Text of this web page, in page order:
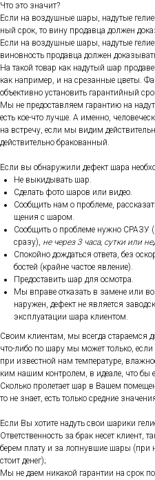
Что это зна­чит?
Ес­ли на воз­душные ша­ры, на­дутые
ный срок, то ви­ну про­дав­ца дол­жен
Ес­ли на воз­душные ша­ры, на­дутые
винов­ность про­дав­ца дол­жен
На та­кой то­вар как на­дутый шар
как нап­ри­мер, и на сре­зан­ные цве­ты.
объ­ек­тивно ус­та­новить га­ран­тий­ный
Мы не пре­дос­тавля­ем га­ран­тию на
есть кое-что луч­ше. А имен­но,
на встре­чу, ес­ли мы ви­дим
дей­стви­тель­но бра­кован­ный.
Ес­ли вы об­на­ружи­ли де­фект ша­ра
Не вы­киды­вать шар.
Сде­лать фо­то ша­ров или ви­део.
Со­об­щить нам о проб­ле­ме,
щения с ша­ром.
Со­об­щить о проб­ле­ме нуж­но СРА­ЗУ
сра­зу), не че­рез 3 ча­са, сут­ки или
Спо­кой­но дож­дать­ся от­ве­та, без
бос­тей (край­не час­тое яв­ле­ние).
Пре­дос­та­вить шар для ос­мотра.
Мы впра­ве от­ка­зать в за­мене или
на­ружен, де­фект не яв­ля­ет­ся
экс­плу­ата­ции ша­ра кли­ен­том.
Сво­им кли­ен­там, мы всег­да ста­ра­ем­ся
что-ли­бо по ша­ру мы мо­жет толь­ко, ес­ли
при из­вес­тной нам тем­пе­рату­ре,
ким на­шим кон­тро­лем, в иде­але, что бы
Сколь­ко про­лета­ет шар в Ва­шем
то не зна­ет, есть толь­ко сред­ние
Ес­ли Вы хо­тите на­дуть свои ша­рики
От­ветс­твен­ность за брак не­сет
бе­рем пла­ту и за лоп­нувшие ша­ры (при
сто­ит де­нег);
Мы не да­ем ни­какой га­ран­тии на срок